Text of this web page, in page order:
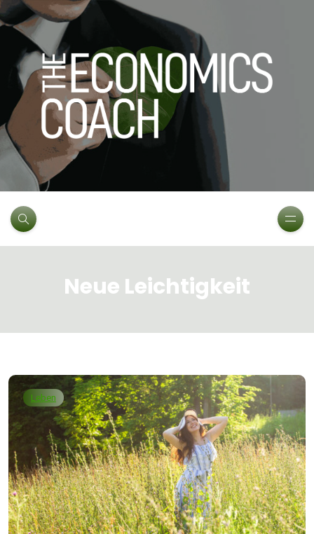
Neue Leichtigkeit
Leben